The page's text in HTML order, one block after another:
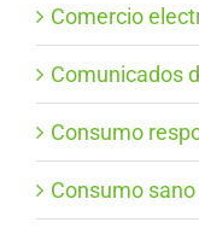
Comercio
Comunicados
Consumo
Consumo